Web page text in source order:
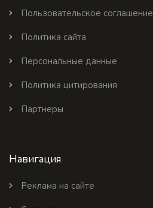
Пользовательское соглашение
Политика сайта
Персональные данные
Политика цитирования
Партнеры
Навигация
Реклама на сайте